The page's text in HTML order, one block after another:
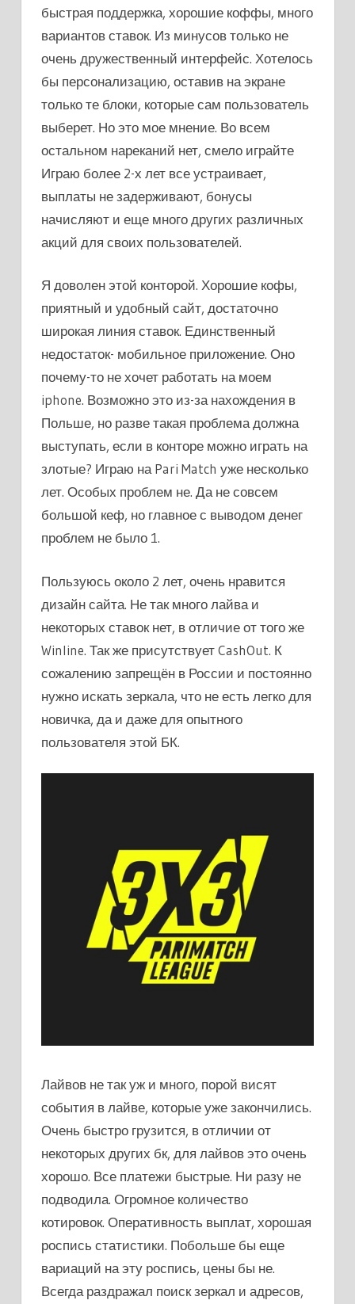
быстрая поддержка, хорошие коффы, много
вариантов ставок. Из минусов только не
очень дружественный интерфейс. Хотелось
бы персонализацию, оставив на экране
только те блоки, которые сам пользователь
выберет. Но это мое мнение. Во всем
остальном нареканий нет, смело играйте
Играю более 2-х лет все устраивает,
выплаты не задерживают, бонусы
начисляют и еще много других различных
акций для своих пользователей.
Я доволен этой конторой. Хорошие кофы,
приятный и удобный сайт, достаточно
широкая линия ставок. Единственный
недостаток- мобильное приложение. Оно
почему-то не хочет работать на моем
iphone. Возможно это из-за нахождения в
Польше, но разве такая проблема должна
выступать, если в конторе можно играть на
злотые? Играю на Pari Match уже несколько
лет. Особых проблем не. Да не совсем
большой кеф, но главное с выводом денег
проблем не было 1.
Пользуюсь около 2 лет, очень нравится
дизайн сайта. Не так много лайва и
некоторых ставок нет, в отличие от того же
Winline. Так же присутствует CashOut. К
сожалению запрещён в России и постоянно
нужно искать зеркала, что не есть легко для
новичка, да и даже для опытного
пользователя этой БК.
Лайвов не так уж и много, порой висят
события в лайве, которые уже закончились.
Очень быстро грузится, в отличии от
некоторых других бк, для лайвов это очень
хорошо. Все платежи быстрые. Ни разу не
подводила. Огромное количество
котировок. Оперативность выплат, хорошая
роспись статистики. Побольше бы еще
вариаций на эту роспись, цены бы не.
Всегда раздражал поиск зеркал и адресов,